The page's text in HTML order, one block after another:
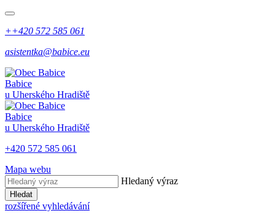
++420 572 585 061
asistentka@babice.eu
Babice
u Uherského Hradiště
Babice
u Uherského Hradiště
+420 572 585 061
Mapa webu
Hledaný výraz
Hledat
rozšířené vyhledávání